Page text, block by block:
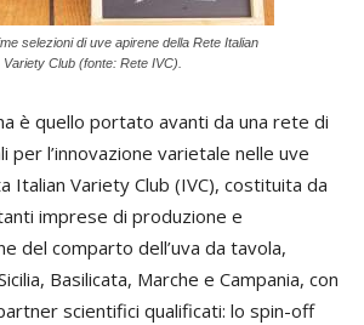
selezioni di uve apirene della Rete Italian
Variety Club (fonte: Rete IVC).
è quello portato avanti da una rete di
per l’innovazione varietale nelle uve
Italian Variety Club (IVC), costituita da
imprese di produzione e
del comparto dell’uva da tavola,
Basilicata, Marche e Campania, con
scientifici qualificati: lo spin-off